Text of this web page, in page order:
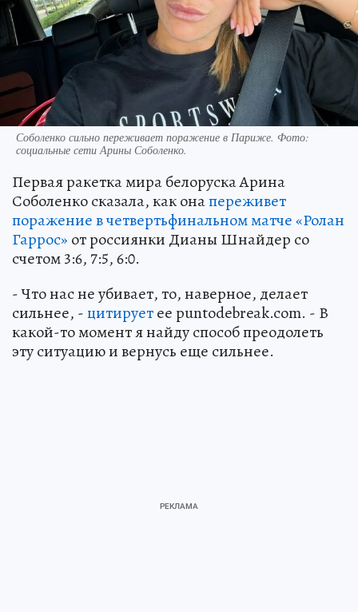
Соболенко сильно переживает поражение в Париже. Фото:
социальные сети Арины Соболенко.
Первая ракетка мира белоруска Арина
Соболенко сказала, как онапереживет
поражение в четвертьфинальном матче «Ролан
Гаррос» от россиянки Дианы Шнайдер со
счетом 3:6, 7:5, 6:0.
- Что нас не убивает, то, наверное, делает
сильнее, -цитируетее puntodebreak.com. - В
какой-то момент я найду способ преодолеть
эту ситуацию и вернусь еще сильнее.